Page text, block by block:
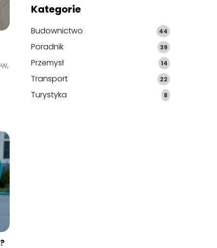
Kategorie
Budownictwo 44
Poradnik 39
Przemysł 14
Transport 22
Turystyka 8